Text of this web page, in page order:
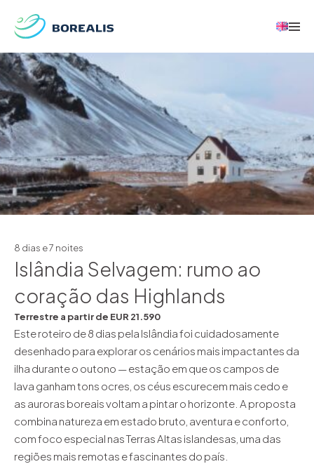
8 dias e 7 noites
Islândia Selvagem: rumo ao
coração das Highlands
Terrestre a partir de EUR 21.590
Este roteiro de 8 dias pela Islândia foi cuidadosamente
desenhado para explorar os cenários mais impactantes da
ilha durante o outono — estação em que os campos de
lava ganham tons ocres, os céus escurecem mais cedo e
as auroras boreais voltam a pintar o horizonte. A proposta
combina natureza em estado bruto, aventura e conforto,
com foco especial nas Terras Altas islandesas, uma das
regiões mais remotas e fascinantes do país.